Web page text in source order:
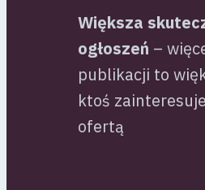
Większa
ogłoszeń –
publikacji to
ktoś
ofertą